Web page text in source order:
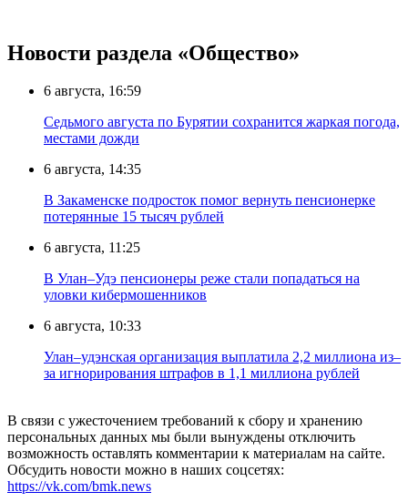
Новости раздела «Общество»
6 августа, 16:59
Седьмого августа по Бурятии сохранится жаркая погода,
местами дожди
6 августа, 14:35
В Закаменске подросток помог вернуть пенсионерке
потерянные 15 тысяч рублей
6 августа, 11:25
В Улан–Удэ пенсионеры реже стали попадаться на
уловки кибермошенников
6 августа, 10:33
Улан–удэнская организация выплатила 2,2 миллиона из–
за игнорирования штрафов в 1,1 миллиона рублей
В связи с ужесточением требований к сбору и хранению
персональных данных мы были вынуждены отключить
возможность оставлять комментарии к материалам на сайте.
Обсудить новости можно в наших соцсетях:
https://vk.com/bmk.news